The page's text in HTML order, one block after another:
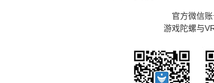
官方微信
游戏陀螺与